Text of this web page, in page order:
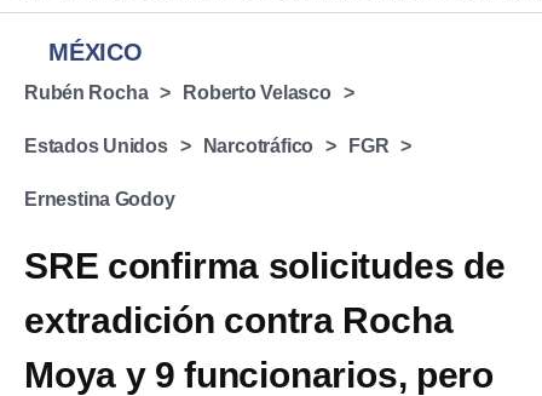
MÉXICO
Rubén Rocha Roberto Velasco
Estados Unidos Narcotráfico FGR
Ernestina Godoy
SRE confirma solicitudes de
extradición contra Rocha
Moya y 9 funcionarios, pero